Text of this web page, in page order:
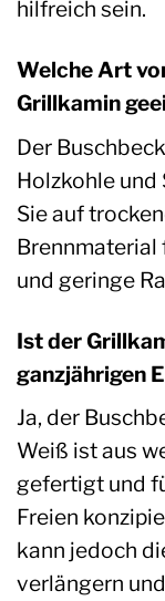
hilfreich sein.
Welche Art
Grillkamin
Der
Holzkohle und
Sie auf
Brennmaterial
und geringe
Ist der
ganzjährigen
Ja, der
Weiß ist aus
gefertigt und
Freien
kann jedoch
verlängern